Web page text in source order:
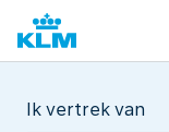
Ik vertrek van